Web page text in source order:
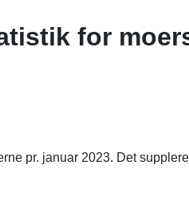
for
pr. januar 2023. Det